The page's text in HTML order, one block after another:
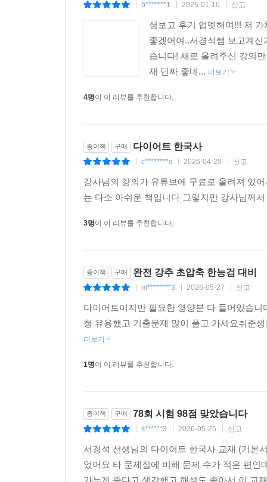
b*******1 2026-01-10 신고
셤보고 후기 업뎃해여!!! 저
좋겠어여..서경석쌤 보고계
습니다! 새로 올려주신 강의
재 딘짜 좋네... 더보기
4명이 이 리뷰를 추천합니다.
종이책 구매 다이어트 한국사
c********s 2026-04-29 신고
강사님의 강의가 유튜브에 무료로 올려져 있
는 다소 아쉬운 책입니다 그렇지만 강사님께
3명이 이 리뷰를 추천합니다.
종이책 구매 완전 강추 초압축 한능검 대비
m********3 2026-05-27 신고
다이어트이지만 필요한 영양분 다 들어있습
청 유용했고 기출문제 많이 풀고 가세요취준
더보기
1명이 이 리뷰를 추천합니다.
종이책 구매 78회 시험 98점 맞았습니다
s******3 2026-05-25 신고
서경석 선생님의 다이어트 한국사 교재 (기본
었어요 타 문제집에 비해 문제 수가 적은 편
가는게 좋다고 생각했고 해설도 좋아서 이 교